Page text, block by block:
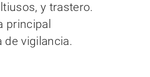
y trastero.
principal
de vigilancia.